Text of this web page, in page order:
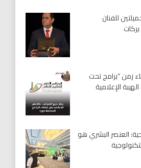
للفنان
زمن “برامج تحت
الإعلامية
العنصر البشري هو